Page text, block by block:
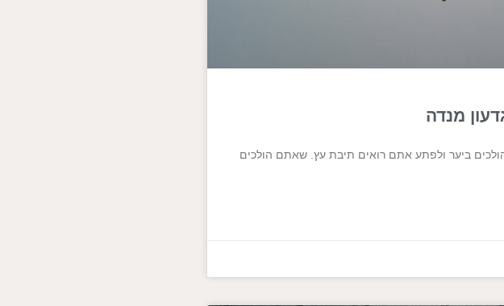
ביער ולפתע אתם רואים תיבת עץ. שאתם הולכים